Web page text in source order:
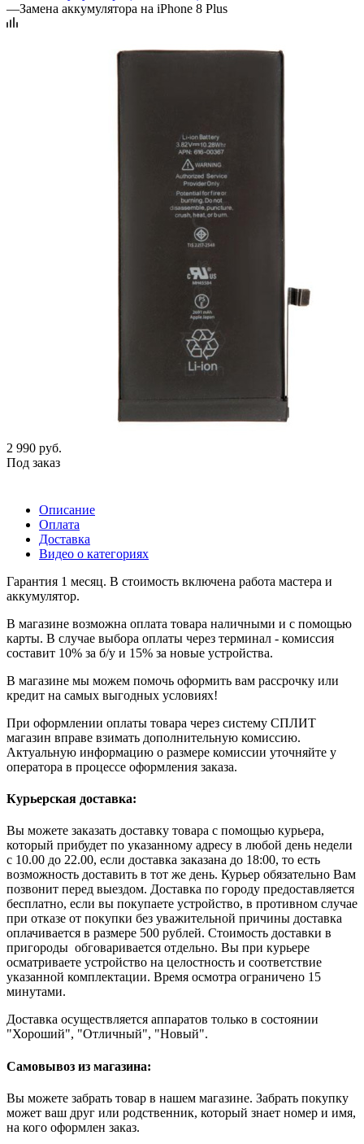
—Замена аккумулятора на iPhone 8 Plus
2 990 руб.
Под заказ
Описание
Оплата
Доставка
Видео о категориях
Гарантия 1 месяц. В стоимость включена работа мастера и
аккумулятор.
В магазине возможна оплата товара наличными и с помощью
карты. В случае выбора оплаты через терминал - комиссия
составит 10% за б/у и 15% за новые устройства.
В магазине мы можем помочь оформить вам рассрочку или
кредит на самых выгодных условиях!
При оформлении оплаты товара через систему СПЛИТ
магазин вправе взимать дополнительную комиссию.
Актуальную информацию о размере комиссии уточняйте у
оператора в процессе оформления заказа.
Курьерская доставка:
Вы можете заказать доставку товара с помощью курьера,
который прибудет по указанному адресу в любой день недели
с 10.00 до 22.00, если доставка заказана до 18:00, то есть
возможность доставить в тот же день. Курьер обязательно Вам
позвонит перед выездом. Доставка по городу предоставляется
бесплатно, если вы покупаете устройство, в противном случае
при отказе от покупки без уважительной причины доставка
оплачивается в размере 500 рублей. Стоимость доставки в
пригороды обговаривается отдельно. Вы при курьере
осматриваете устройство на целостность и соответствие
указанной комплектации. Время осмотра ограничено 15
минутами.
Доставка осуществляется аппаратов только в состоянии
"Хороший", "Отличный", "Новый".
Самовывоз из магазина:
Вы можете забрать товар в нашем магазине. Забрать покупку
может ваш друг или родственник, который знает номер и имя,
на кого оформлен заказ.